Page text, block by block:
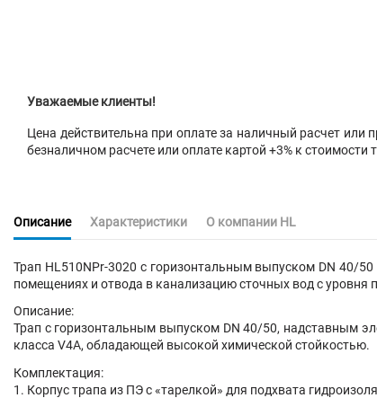
Уважаемые клиенты!
Цена действительна при оплате за наличный расчет или
безналичном расчете или оплате картой +3% к стоимости
Описание Характеристики О компании HL
Трап HL510NPr-3020 с горизонтальным выпуском DN 40/
помещениях и отвода в канализацию сточных вод с уровня
Описание:
Трап с горизонтальным выпуском DN 40/50, надставным
класса V4A, обладающей высокой химической стойкостью.
Комплектация:
1. Корпус трапа из ПЭ с «тарелкой» для подхвата